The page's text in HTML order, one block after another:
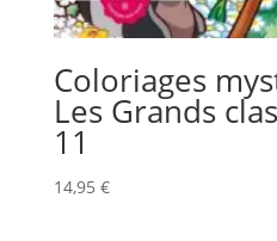
Coloriages
Les Grands
11
14,95 €